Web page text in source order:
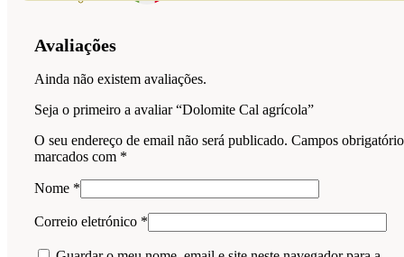
Avaliações
Ainda não existem avaliações.
Seja o primeiro a avaliar “Dolomite Cal agrícola”
O seu endereço de email não será publicado. Campos
marcados com *
Nome *
Correio eletrónico *